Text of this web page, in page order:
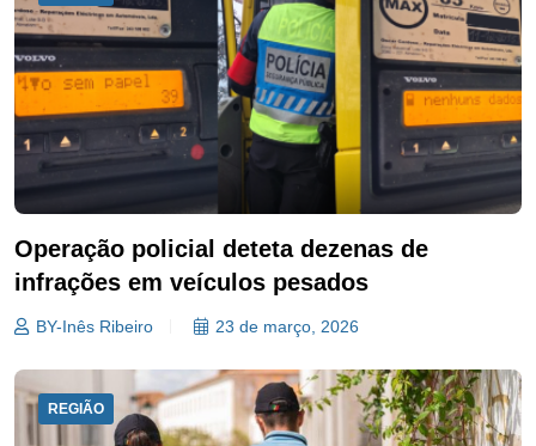
Operação policial deteta dezenas de
infrações em veículos pesados
BY-Inês Ribeiro 23 de março, 2026
REGIÃO